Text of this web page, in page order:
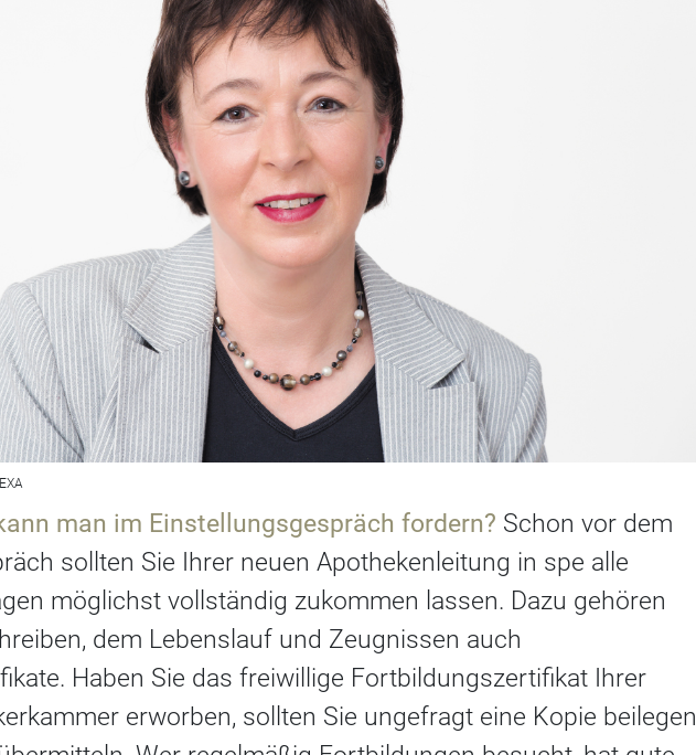
man im Einstellungsgespräch fordern? Schon vor dem
sollten Sie Ihrer neuen Apothekenleitung in spe alle
möglichst vollständig zukommen lassen. Dazu gehören
dem Lebenslauf und Zeugnissen auch
Haben Sie das freiwillige Fortbildungszertifikat Ihrer
erworben, sollten Sie ungefragt eine Kopie beilegen